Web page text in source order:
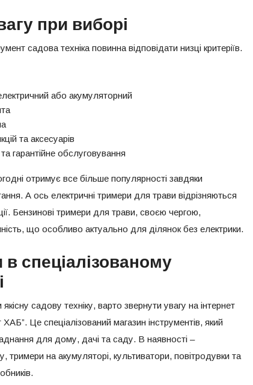
при виборі
садова техніка повинна відповідати низці критеріїв.
або акумуляторний
та аксесуарів
гарантійне обслуговування
отримує все більше популярності завдяки
А ось електричні тримери для трави відрізняються
Бензинові тримери для трави, своєю чергою,
що особливо актуально для ділянок без електрики.
спеціалізованому
садову техніку, варто звернути увагу на інтернет
Це спеціалізований магазин інструментів, який
для дому, дачі та саду. В наявності –
тримери на акумуляторі, культиватори, повітродувки та